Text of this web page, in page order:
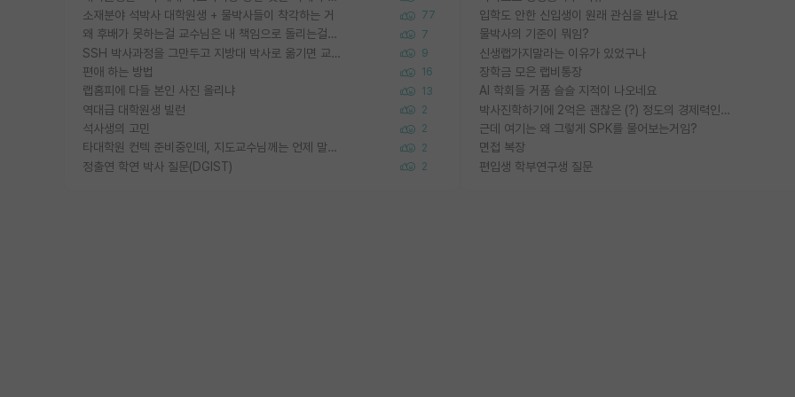
소재분야 석박사 대학원생 + 물박사들이 착각하는 거 77
왜 후배가 못하는걸 교수님은 내 책임으로 돌리는걸까요? 7
SSH 박사과정을 그만두고 지방대 박사로 옮기면 교수의 꿈은 끝일까요? 9
편애 하는 방법 16
랩홈피에 다들 본인 사진 올리냐 13
역대급 대학원생 빌런 2
석사생의 고민 2
타대학원 컨텍 준비중인데, 지도교수님께는 언제 말씀드려야 할까요? 2
정출연 학연 박사 질문(DGIST) 2
입학도 안한 신입생이 원래 관심을 받나요
물박사의 기준이 뭐임?
신생랩가지말라는 이유가 있었구나
장학금 모은 랩비통장
AI 학회들 거품 슬슬 지적이 나오네요
박사진학하기에 2억은 괜찮은 (?) 정도의 경제력인가요
근데 여기는 왜 그렇게 SPK를 물어보는거임?
면접 복장
편입생 학부연구생 질문